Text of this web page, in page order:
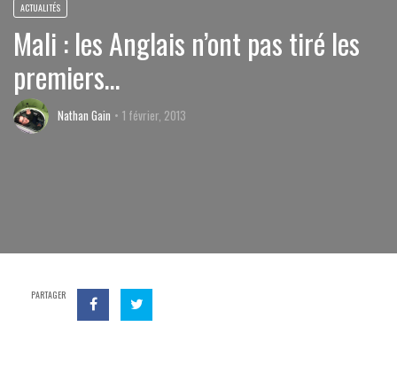
ACTUALITÉS
Mali : les Anglais n’ont pas tiré les
premiers…
Nathan Gain 1 février, 2013
PARTAGER